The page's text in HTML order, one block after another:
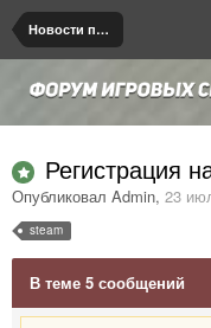
Новости проекта
Регистрация
Опубликовал Admin, 23
steam
В теме 5 сообщений